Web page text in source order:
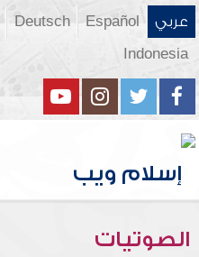
عربي Español
Deutsch
Indonesia
الصوتيات